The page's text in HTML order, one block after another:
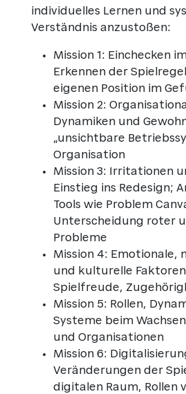
individuelles Lernen und
Verständnis anzustoßen:
Mission 1: Einchecken
Erkennen der
eigenen Position im
Mission 2:
Dynamiken und
„unsichtbare
Organisation
Mission 3: Irritationen
Einstieg ins Redesign;
Tools wie Problem
Unterscheidung roter
Probleme
Mission 4: Emotionale,
und kulturelle
Spielfreude,
Mission 5: Rollen,
Systeme beim
und Organisationen
Mission 6:
Veränderungen der
digitalen Raum, Rollen